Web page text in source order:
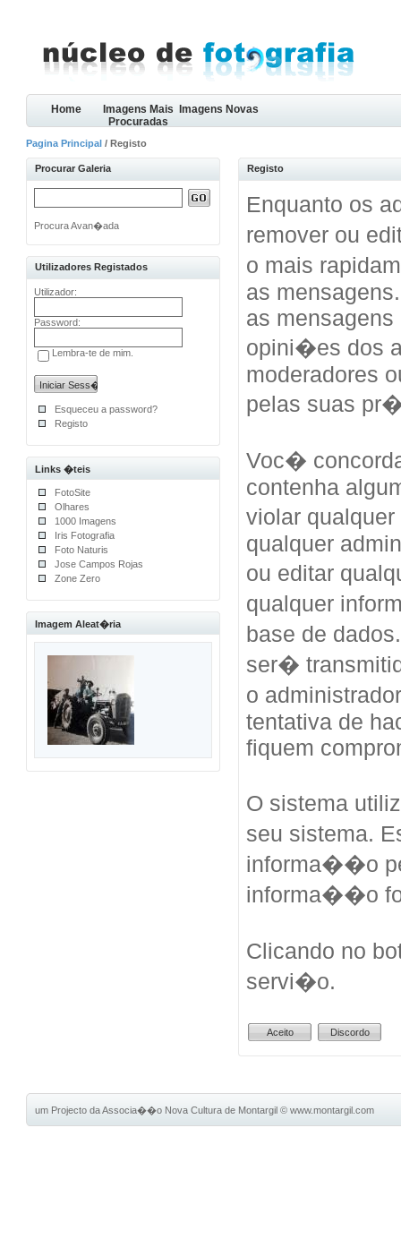
Home
Imagens Mais
Procuradas
Imagens Novas
Pagina Principal / Registo
Procurar Galeria
Procura Avan�ada
Utilizadores Registados
Utilizador:
Password:
Lembra-te de mim.
Esqueceu a password?
Registo
Links �teis
FotoSite
Olhares
1000 Imagens
Iris Fotografia
Foto Naturis
Jose Campos Rojas
Zone Zero
Imagem Aleat�ria
Registo
Enquanto os
remover ou
o mais
as
as
opini�es dos
moderadores
pelas suas
Voc�
contenha
violar
qualquer
ou editar
qualquer
base de
ser�
o
tentativa de
fiquem
O sistema
seu sistema.
informa��o
informa��o
Clicando no
servi�o.
um Projecto da Associa��o Nova Cultura de Montargil©www.montargil.com